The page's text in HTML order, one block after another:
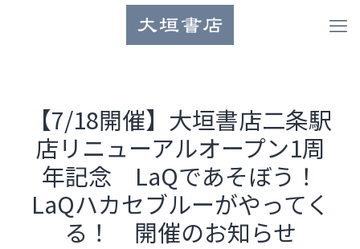
【7/18開催】大垣書店二条駅
店リニューアルオープン1周
年記念 LaQであそぼう！
LaQハカセブルーがやってく
る！ 開催のお知らせ